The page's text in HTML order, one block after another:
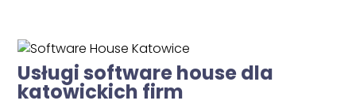
Usługi software house dla
katowickich firm